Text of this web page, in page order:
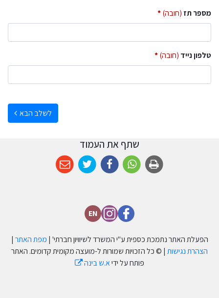
מספר תז (חובה)
טלפון נייד (חובה)
לשלב הבא
שתף את העמוד
EN
הפעלת האתר נתמכת כספית ע''י המשרד לשיוויון חברתי' | מפת האתר |
הצהרת נגישות | © כל הזכויות שמורות ל-מועצה מקומית קדומים. האתר
פותח על ידיא.ש בינה